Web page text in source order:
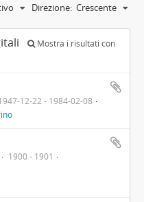
Direzione: Crescente
Mostra i risultati con
12-22 - 1984-02-08
1900 - 1901